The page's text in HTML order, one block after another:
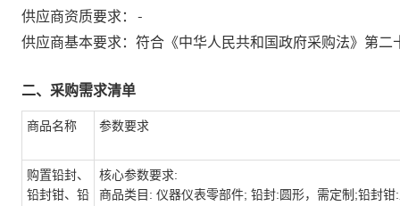
供应商资质要求：
-
供应商基本要求：符合《中华人民共和国政府采购法》第二
二、采购需求清单
商品名称 参数要求
购置铅封、
铅封钳、铅
核心参数要求:
商品类目: 仪器仪表零部件; 铅封:圆形，需定制;铅封